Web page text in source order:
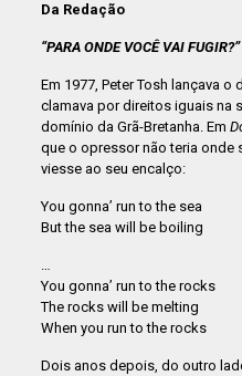
Da Redação
“PARA ONDE VOCÊ VAI FUGIR?”
Em 1977, Peter Tosh lançava o
clamava por direitos iguais na
domínio da Grã-Bretanha. Em
que o opressor não teria onde
viesse ao seu encalço:
You gonna’ run to the sea
But the sea will be boiling
…
You gonna’ run to the rocks
The rocks will be melting
When you run to the rocks
Dois anos depois, do outro